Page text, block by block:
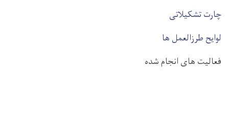
چارت تشکیلاتی
لوایح طرزالعمل ها
فعالیت های انجام شده